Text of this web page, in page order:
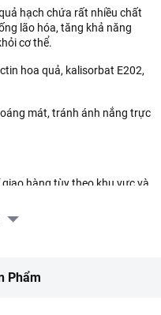
hạch chứa rất nhiều chất
lão hóa, tăng khả năng
cơ thể.
hoa quả, kalisorbat E202,
mát, tránh ánh nắng trực
hàng tùy theo khu vực và
faq/39
Phẩm